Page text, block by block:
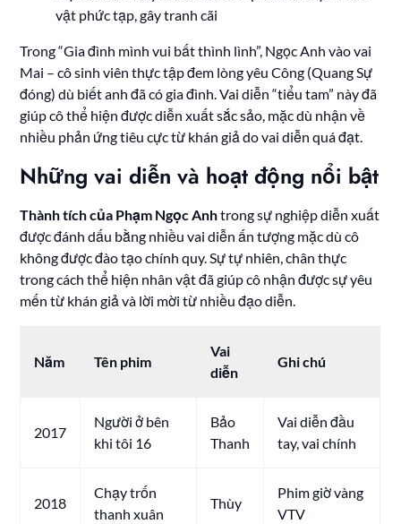
vật phức tạp, gây tranh cãi
Trong “Gia đình mình vui bất thình lình”, Ngọc Anh vào vai
Mai – cô sinh viên thực tập đem lòng yêu Công (Quang Sự
đóng) dù biết anh đã có gia đình. Vai diễn “tiểu tam” này đã
giúp cô thể hiện được diễn xuất sắc sảo, mặc dù nhận về
nhiều phản ứng tiêu cực từ khán giả do vai diễn quá đạt.
Những vai diễn và hoạt động nổi bật
Thành tích của Phạm Ngọc Anhtrong sự nghiệp diễn xuất
được đánh dấu bằng nhiều vai diễn ấn tượng mặc dù cô
không được đào tạo chính quy. Sự tự nhiên, chân thực
trong cách thể hiện nhân vật đã giúp cô nhận được sự yêu
mến từ khán giả và lời mời từ nhiều đạo diễn.
Năm Tên phim
Vai
diễn
Ghi chú
2017
Người ở bên
khi tôi 16
Bảo
Thanh
Vai diễn đầu
tay, vai chính
2018
Chạy trốn
thanh xuân
Thùy
Phim giờ vàng
VTV